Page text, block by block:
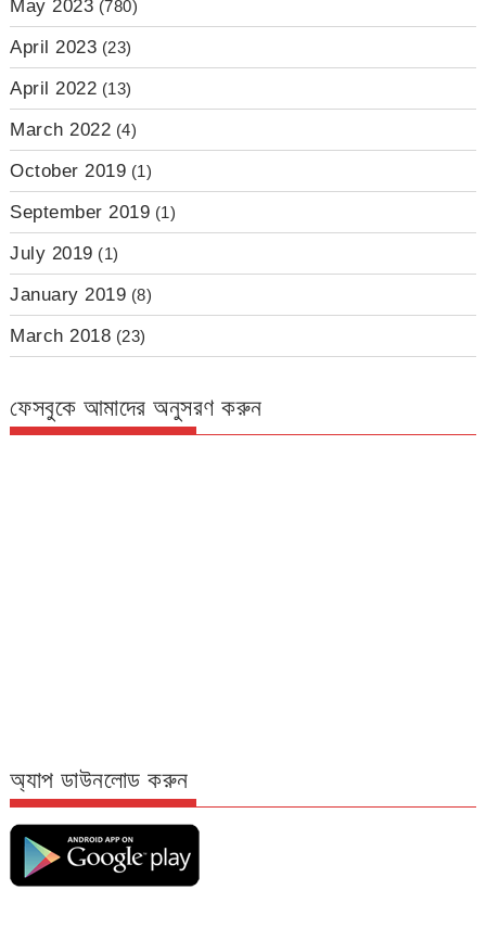
May 2023 (780)
April 2023 (23)
April 2022 (13)
March 2022 (4)
October 2019 (1)
September 2019 (1)
July 2019 (1)
January 2019 (8)
March 2018 (23)
ফেসবুকে আমাদের অনুসরণ করুন
অ্যাপ ডাউনলোড করুন